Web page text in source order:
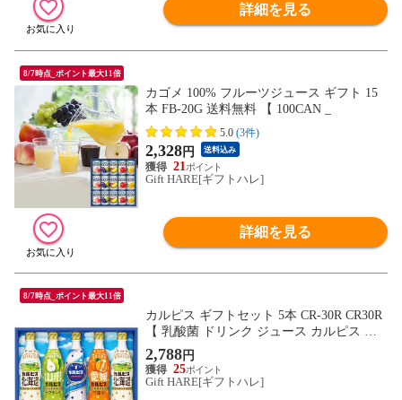
詳細を見る
8/7時点_ポイント最大11倍
カゴメ 100% フルーツジュース ギフト 15
本 FB-20G 送料無料 【 100CAN _
5.0 (3件)
2,328円 送料込み
21
Gift HARE[ギフトハレ]
詳細を見る
8/7時点_ポイント最大11倍
カルピス ギフトセット 5本 CR-30R CR30R
【 乳酸菌 ドリンク ジュース カルピス ア
ソート 】【_
2,788円
25
Gift HARE[ギフトハレ]